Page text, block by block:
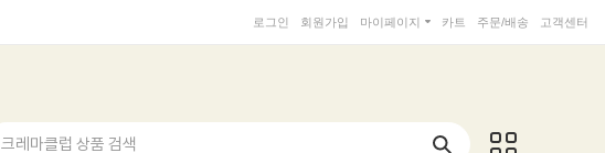
로그인 회원가입 마이페이지 카트 주문/배송 고객센터
크레마클럽 상품 검색